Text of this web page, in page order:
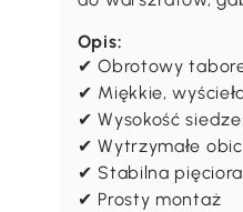
Opis:
✔ Obrotowy
✔ Miękkie,
✔ Wysokość
✔ Wytrzymałe
✔ Stabilna
✔ Prosty montaż